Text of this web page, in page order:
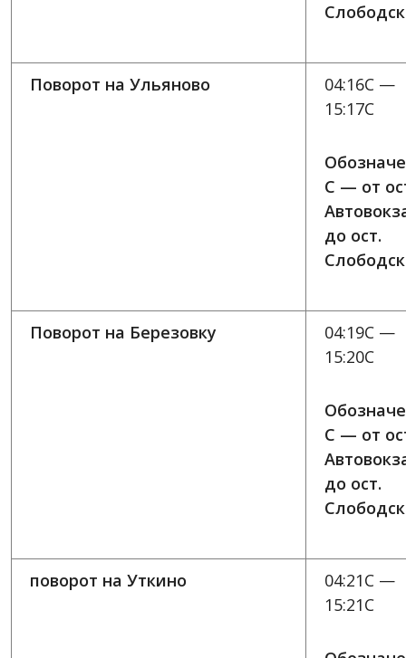
Поворот на Ульяново
04:16C —
15:17C
C — от
до ост.
Поворот на Березовку
04:19C —
15:20C
C — от
до ост.
поворот на Уткино
04:21C —
15:21C